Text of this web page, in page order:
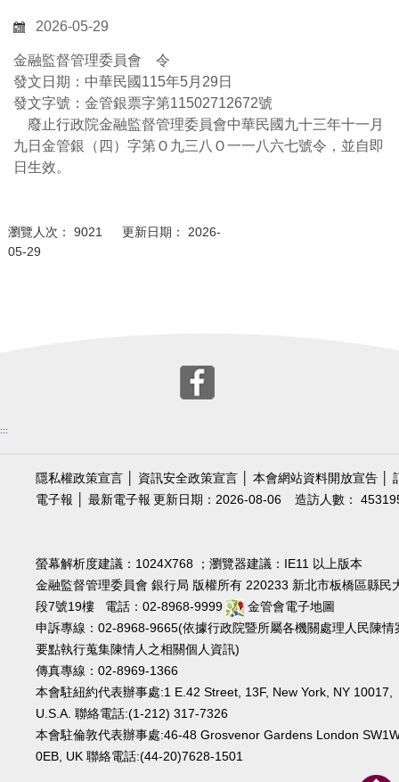
2026-05-29
金融監督管理委員會 令
發文日期：中華民國115年5月29日
發文字號：金管銀票字第11502712672號
廢止行政院金融監督管理委員會中華民國九十三年十一月
九日金管銀（四）字第Ｏ九三八Ｏ一一八六七號令，並自即
日生效。
瀏覽人次： 9021 更新日期： 2026-
05-29
:::
隱私權政策宣言 資訊安全政策宣言 本會網站資料開放宣告
電子報
最新電子報 造訪人數：
更新日期：2026-08-06
螢幕解析度建議：1024X768 ；瀏覽器建議：IE11 以上版本
金融監督管理委員會 銀行局 版權所有 220233 新北市板橋區縣民
段7號19樓 電話：02-8968-9999
金管會電子地圖
申訴專線：02-8968-9665(依據行政院暨所屬各機關處理人民陳情
要點執行蒐集陳情人之相關個人資訊)
傳真專線：02-8969-1366
本會駐紐約代表辦事處:1 E.42 Street, 13F, New York, NY 10017,
U.S.A. 聯絡電話:(1-212) 317-7326
本會駐倫敦代表辦事處:46-48 Grosvenor Gardens London
0EB, UK 聯絡電話:(44-20)7628-1501